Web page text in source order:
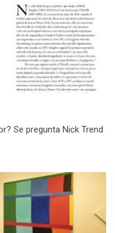
Se pregunta Nick Trend